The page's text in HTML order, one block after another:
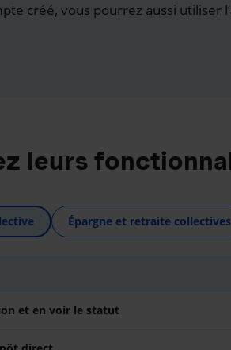
créé, vous pourrez aussi utiliser
leurs
Épargne et retraite collectives
et en voir le statut